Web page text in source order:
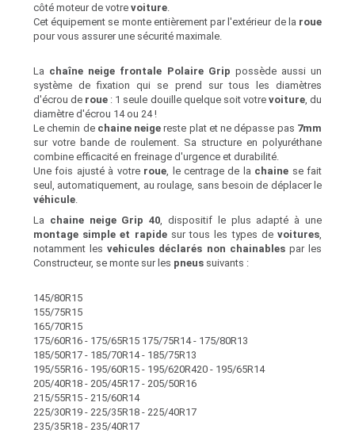
côté moteur de votre voiture
Cet équipement se monte entièrement par l'extérieur de la roue
pour vous assurer une sécurité maximale.
La chaîne neige frontale Polaire Grip possède aussi un
système de fixation qui se prend sur tous les diamètres
d'écrou de roue : 1 seule douille quelque soit votre voiture, du
diamètre d'écrou 14 ou 24 !
Le chemin de chaine neige reste plat et ne dépasse pas 7mm
sur votre bande de roulement. Sa structure en polyuréthane
combine efficacité en freinage d'urgence et durabilité.
Une fois ajusté à votre roue , le centrage de la chaine se fait
seul, automatiquement, au roulage, sans besoin de déplacer le
véhicule
La chaine neige Grip 40 , dispositif le plus adapté à une
montage simple et rapidesur tous les types devoitures
notamment lesvehicules déclarés non chainablespar les
Constructeur, se monte sur les pneus suivants :
145/80R15
155/75R15
165/70R15
175/60R16 - 175/65R15 175/75R14 - 175/80R13
185/50R17 - 185/70R14 - 185/75R13
195/55R16 - 195/60R15 - 195/620R420 - 195/65R14
205/40R18 - 205/45R17 - 205/50R16
215/55R15 - 215/60R14
225/30R19 - 225/35R18 - 225/40R17
235/35R18 - 235/40R17